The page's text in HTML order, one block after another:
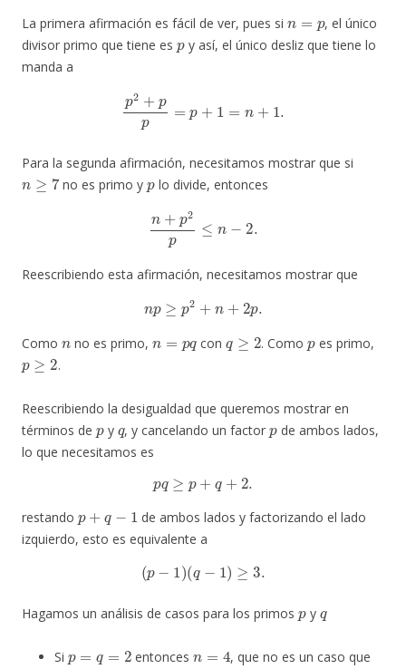
La primera afirmación es fácil de ver, pues si
, el único
divisor primo que tiene es
p
y así, el único desliz que tiene lo
manda a
p +
Para la segunda afirmación, necesitamos mostrar que si
n ≥7
no es primo y
p
lo divide, entonces
+ p2
Reescribiendo esta afirmación, necesitamos mostrar que
p p2 + 2 p.
Como no es primo, con . Como es primo,
p≥2
.
Reescribiendo la desigualdad que queremos mostrar en
términos de
p
y
q
, y cancelando un factor
p
de ambos lados,
lo que necesitamos es
p q ≥p+ q+2.
restando
de ambos lados y factorizando el lado
izquierdo, esto es equivalente a
− 1)(q 1)≥3.
Hagamos un análisis de casos para los primos y
Si entonces
, que no es un caso que